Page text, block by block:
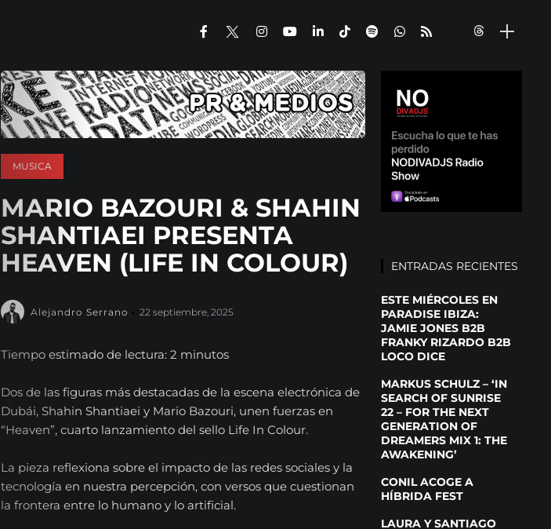
MUSICA
MARIO BAZOURI & SHAHIN
SHANTIAEI PRESENTA
HEAVEN (LIFE IN COLOUR)
Alejandro Serrano 22 septiembre, 2025
Tiempo estimado de lectura: 2 minutos
Dos de las figuras más destacadas de la escena electrónica de
Dubái, Shahin Shantiaei y Mario Bazouri, unen fuerzas en
“Heaven”, cuarto lanzamiento del sello Life In Colour.
La pieza reflexiona sobre el impacto de las redes sociales y la
tecnología en nuestra percepción, con versos que cuestionan
la frontera entre lo humano y lo artificial.
ENTRADAS RECIENTES
ESTE MIÉRCOLES EN
PARADISE IBIZA:
JAMIE JONES B2B
FRANKY RIZARDO B2B
LOCO DICE
MARKUS SCHULZ – ‘IN
SEARCH OF SUNRISE
22 – FOR THE NEXT
GENERATION OF
DREAMERS MIX 1: THE
AWAKENING’
CONIL ACOGE A
HÍBRIDA FEST
LAURA Y SANTIAGO